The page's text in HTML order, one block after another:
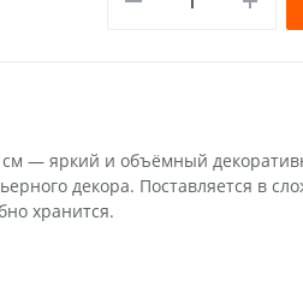
— яркий и объёмный
декора. Поставляется в
хранится.